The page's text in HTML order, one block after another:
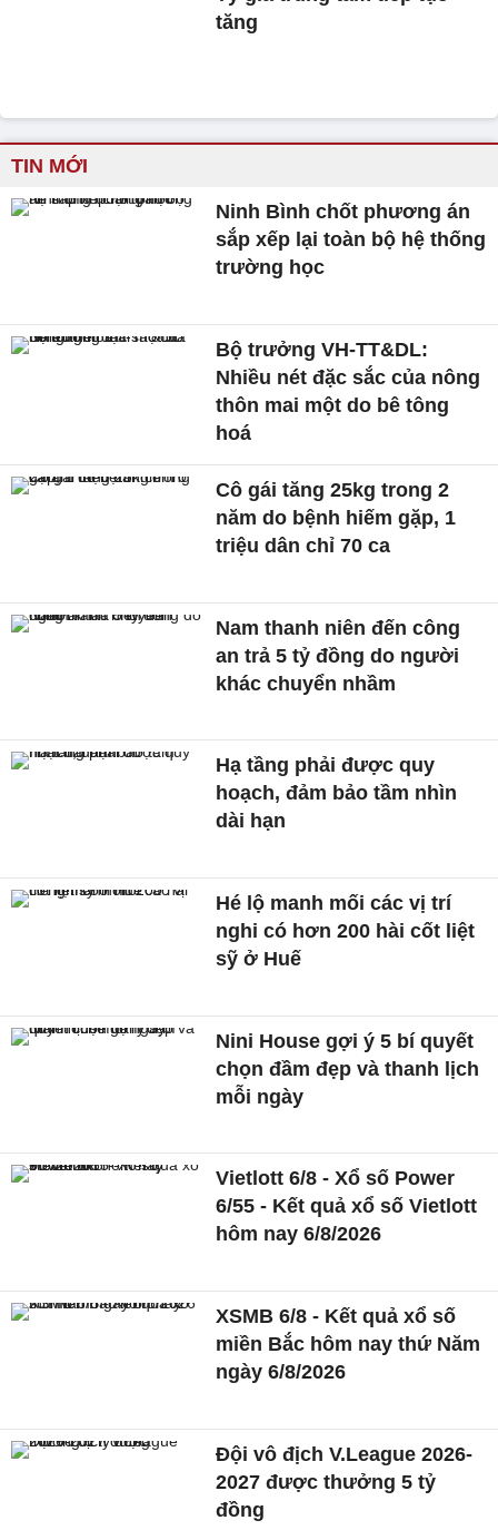
tăng
TIN MỚI
Ninh Bình chốt phương án
sắp xếp lại toàn bộ hệ thống
trường học
Bộ trưởng VH-TT&DL:
Nhiều nét đặc sắc của nông
thôn mai một do bê tông
hoá
Cô gái tăng 25kg trong 2
năm do bệnh hiếm gặp, 1
triệu dân chỉ 70 ca
Nam thanh niên đến công
an trả 5 tỷ đồng do người
khác chuyển nhầm
Hạ tầng phải được quy
hoạch, đảm bảo tầm nhìn
dài hạn
Hé lộ manh mối các vị trí
nghi có hơn 200 hài cốt liệt
sỹ ở Huế
Nini House gợi ý 5 bí quyết
chọn đầm đẹp và thanh lịch
mỗi ngày
Vietlott 6/8 - Xổ số Power
6/55 - Kết quả xổ số Vietlott
hôm nay 6/8/2026
XSMB 6/8 - Kết quả xổ số
miền Bắc hôm nay thứ Năm
ngày 6/8/2026
Đội vô địch V.League 2026-
2027 được thưởng 5 tỷ
đồng